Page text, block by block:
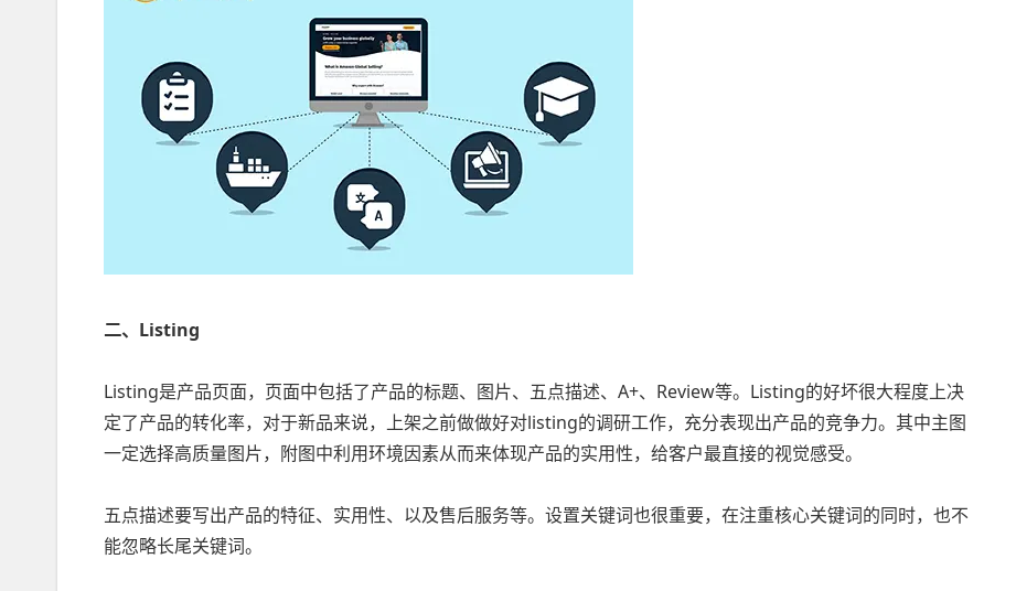
二、Listing
Listing是产品页面，页面中包括了产品的标题、图片、五点描述、A+、Review等。Listing的好坏很大程度上决
定了产品的转化率，对于新品来说，上架之前做做好对listing的调研工作，充分表现出产品的竞争力。其中主图
一定选择高质量图片，附图中利用环境因素从而来体现产品的实用性，给客户最直接的视觉感受。
五点描述要写出产品的特征、实用性、以及售后服务等。设置关键词也很重要，在注重核心关键词的同时，也不
能忽略长尾关键词。